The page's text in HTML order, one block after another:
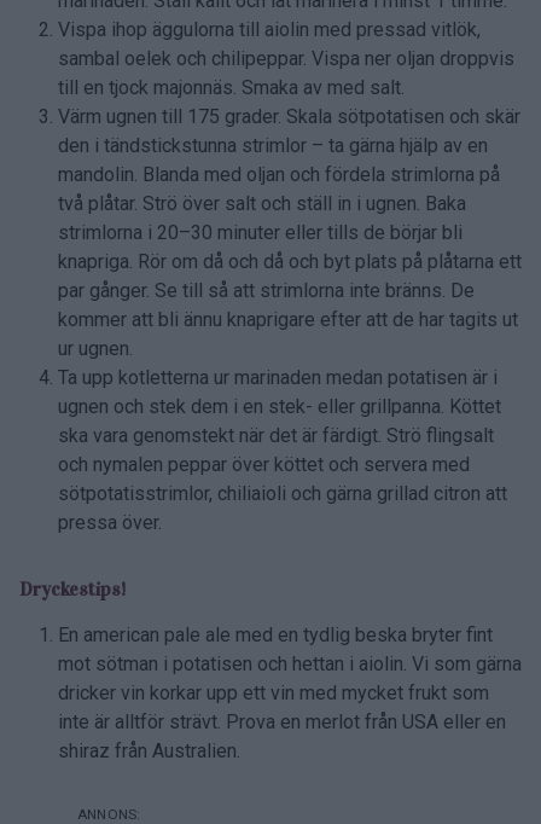
Vispa ihop äggulorna till aiolin med pressad vitlök,
sambal oelek och chilipeppar. Vispa ner oljan droppvis
till en tjock majonnäs. Smaka av med salt.
Värm ugnen till 175 grader. Skala sötpotatisen och skär
den i tändstickstunna strimlor – ta gärna hjälp av en
mandolin. Blanda med oljan och fördela strimlorna på
två plåtar. Strö över salt och ställ in i ugnen. Baka
strimlorna i 20–30 minuter eller tills de börjar bli
knapriga. Rör om då och då och byt plats på plåtarna ett
par gånger. Se till så att strimlorna inte bränns. De
kommer att bli ännu knaprigare efter att de har tagits ut
ur ugnen.
Ta upp kotletterna ur marinaden medan potatisen är i
ugnen och stek dem i en stek- eller grillpanna. Köttet
ska vara genomstekt när det är färdigt. Strö flingsalt
och nymalen peppar över köttet och servera med
sötpotatisstrimlor, chiliaioli och gärna grillad citron att
pressa över.
Dryckestips!
En american pale ale med en tydlig beska bryter fint
mot sötman i potatisen och hettan i aiolin. Vi som gärna
dricker vin korkar upp ett vin med mycket frukt som
inte är alltför strävt. Prova en merlot från USA eller en
shiraz från Australien.